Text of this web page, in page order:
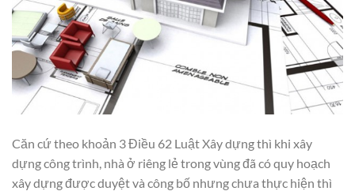
Căn cứ theo khoản 3 Điều 62 Luật Xây dựng thì khi xây
dựng công trình, nhà ở riêng lẻ trong vùng đã có quy hoạch
xây dựng được duyệt và công bố nhưng chưa thực hiện thì